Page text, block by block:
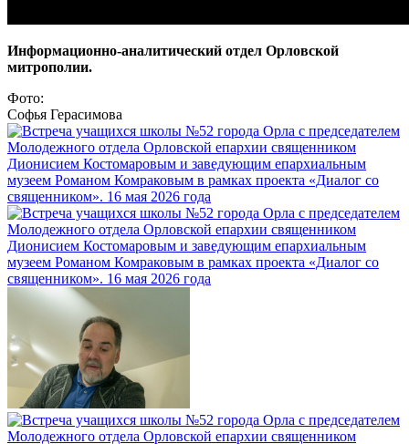
Информационно-аналитический отдел Орловской
митрополии.
Фото:
Софья Герасимова